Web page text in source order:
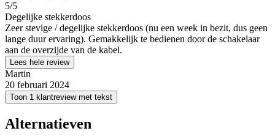
5/5
Degelijke stekkerdoos
Zeer stevige / degelijke stekkerdoos (nu een week in bezit, dus geen
lange duur ervaring). Gemakkelijk te bedienen door de schakelaar
aan de overzijde van de kabel.
Lees hele review
Martin
20 februari 2024
Toon 1 klantreview met tekst
Alternatieven